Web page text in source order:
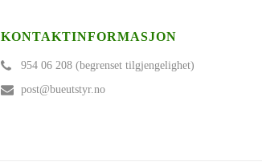
KONTAKTINFORMASJON
954 06 208 (begrenset tilgjengelighet)
post@bueutstyr.no